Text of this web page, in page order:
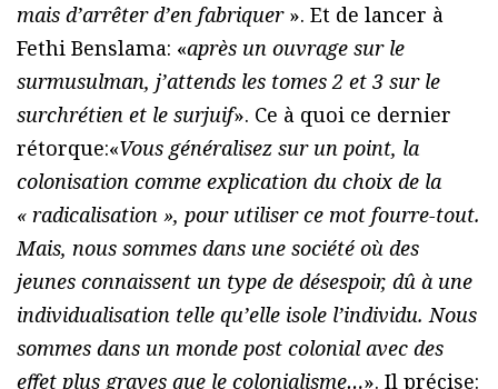
mais d’arrêter d’en fabriquer ». Et de lancer à
Fethi Benslama: «après un ouvrage sur le
surmusulman, j’attends les tomes 2 et 3 sur le
surchrétien et le surjuif». Ce à quoi ce dernier
rétorque:«Vous généralisez sur un point, la
colonisation comme explication du choix de la
« radicalisation », pour utiliser ce mot fourre-tout.
Mais, nous sommes dans une société où des
jeunes connaissent un type de désespoir, dû à une
individualisation telle qu’elle isole l’individu. Nous
sommes dans un monde post colonial avec des
effet plus graves que le colonialisme…». Il précise: